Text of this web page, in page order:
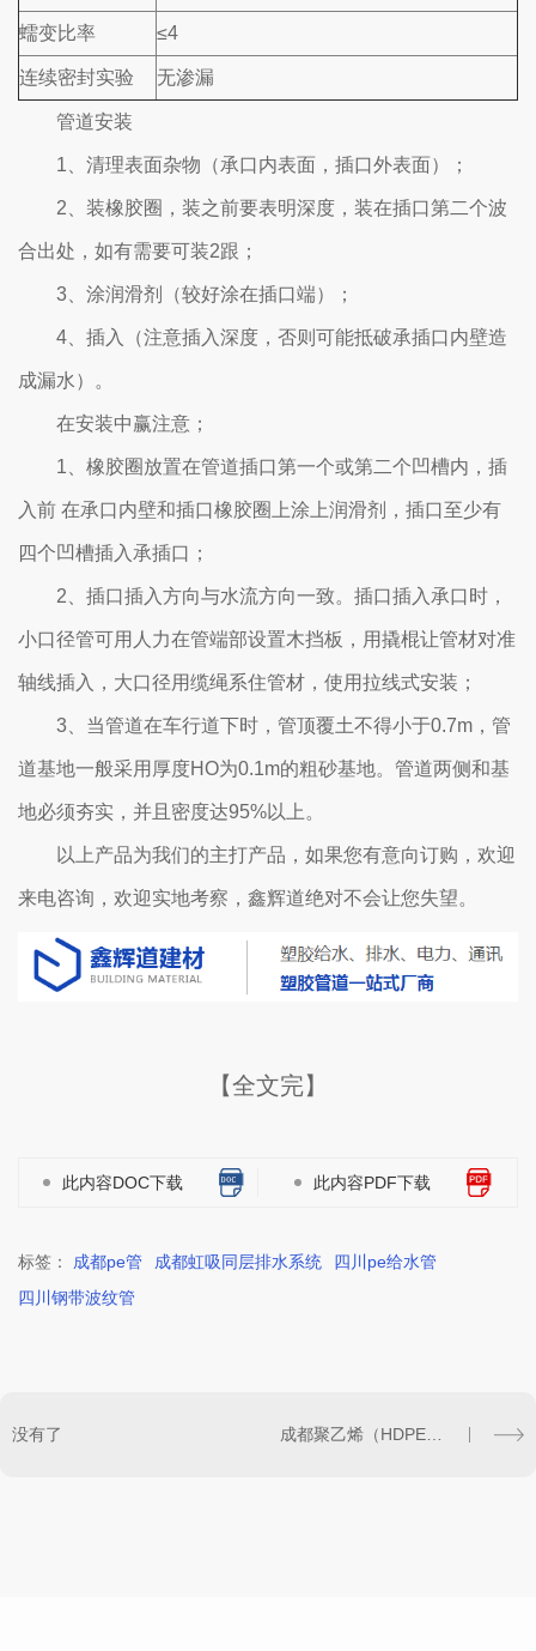
蠕变比率 ≤4
连续密封实验 无渗漏
管道安装
1、清理表面杂物（承口内表面，插口外表面）；
2、装橡胶圈，装之前要表明深度，装在插口第二个波
合出处，如有需要可装2跟；
3、涂润滑剂（较好涂在插口端）；
4、插入（注意插入深度，否则可能抵破承插口内壁造
成漏水）。
在安装中赢注意；
1、橡胶圈放置在管道插口第一个或第二个凹槽内，插
入前 在承口内壁和插口橡胶圈上涂上润滑剂，插口至少有
四个凹槽插入承插口；
2、插口插入方向与水流方向一致。插口插入承口时，
小口径管可用人力在管端部设置木挡板，用撬棍让管材对准
轴线插入，大口径用缆绳系住管材，使用拉线式安装；
3、当管道在车行道下时，管顶覆土不得小于0.7m，管
道基地一般采用厚度HO为0.1m的粗砂基地。管道两侧和基
地必须夯实，并且密度达95%以上。
以上产品为我们的主打产品，如果您有意向订购，欢迎
来电咨询，欢迎实地考察，鑫辉道绝对不会让您失望。
【全文完】
此内容DOC下载 此内容PDF下载
标签： 成都pe管 成都虹吸同层排水系统
四川pe给水管
四川钢带波纹管
没有了